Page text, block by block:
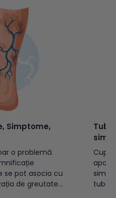
Simptome,
o problemă
se pot asocia cu
de greutate
Cuprins: Ce este